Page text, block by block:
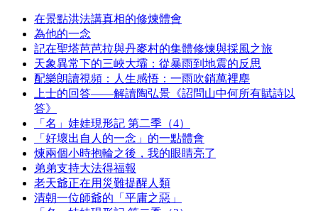
在景點洪法講真相的修煉體會
為他的一念
記在聖塔芭芭拉與丹麥村的集體修煉與採風之旅
天象異常下的三峽大壩：從暴雨到地震的反思
配樂朗讀視頻：人生感悟：一雨吹銷萬裡塵
上士的回答——解讀陶弘景《詔問山中何所有賦詩以
答》
「名」娃娃現形記 第二季（4）
「好壞出自人的一念」的一點體會
煉兩個小時抱輪之後，我的眼睛亮了
弟弟支持大法得福報
老天爺正在用災難提醒人類
清朝一位師爺的「平庸之惡」